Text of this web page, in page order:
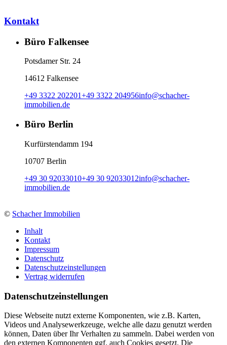
Kontakt
Büro Falkensee
Potsdamer Str. 24
14612 Falkensee
+49 3322 202201+49 3322 204956info@schacher-
immobilien.de
Büro Berlin
Kurfürstendamm 194
10707 Berlin
+49 30 92033010+49 30 92033012info@schacher-
immobilien.de
© Schacher Immobilien
Inhalt
Kontakt
Impressum
Datenschutz
Datenschutzeinstellungen
Vertrag widerrufen
Daten­schutz­ein­stellungen
Diese Webseite nutzt externe Komponenten, wie z.B. Karten,
Videos und Analysewerkzeuge, welche alle dazu genutzt werden
können, Daten über Ihr Verhalten zu sammeln. Dabei werden von
den externen Komponenten ggf. auch Cookies gesetzt. Die